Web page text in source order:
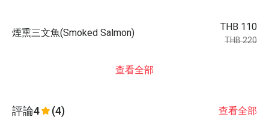
煙熏三文魚(Smoked Salmon)
THB 110
THB 220
查看全部
評論4 (4) 查看全部